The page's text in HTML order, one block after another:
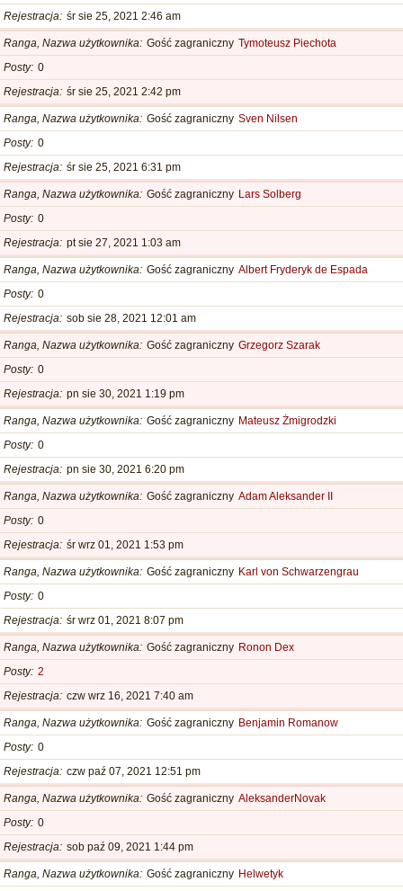
Rejestracja śr sie 25, 2021 2:46 am
Ranga, Nazwa użytkownika Gość zagraniczny Tymoteusz Piechota
Posty 0
Rejestracja śr sie 25, 2021 2:42 pm
Ranga, Nazwa użytkownika Gość zagraniczny Sven Nilsen
Posty 0
Rejestracja śr sie 25, 2021 6:31 pm
Ranga, Nazwa użytkownika Gość zagraniczny Lars Solberg
Posty 0
Rejestracja pt sie 27, 2021 1:03 am
Ranga, Nazwa użytkownika Gość zagraniczny Albert Fryderyk de Espada
Posty 0
Rejestracja sob sie 28, 2021 12:01 am
Ranga, Nazwa użytkownika Gość zagraniczny Grzegorz Szarak
Posty 0
Rejestracja pn sie 30, 2021 1:19 pm
Ranga, Nazwa użytkownika Gość zagraniczny Mateusz Żmigrodzki
Posty 0
Rejestracja pn sie 30, 2021 6:20 pm
Ranga, Nazwa użytkownika Gość zagraniczny Adam Aleksander II
Posty 0
Rejestracja śr wrz 01, 2021 1:53 pm
Ranga, Nazwa użytkownika Gość zagraniczny Karl von Schwarzengrau
Posty 0
Rejestracja śr wrz 01, 2021 8:07 pm
Ranga, Nazwa użytkownika Gość zagraniczny Ronon Dex
Posty 2
Rejestracja czw wrz 16, 2021 7:40 am
Ranga, Nazwa użytkownika Gość zagraniczny Benjamin Romanow
Posty 0
Rejestracja czw paź 07, 2021 12:51 pm
Ranga, Nazwa użytkownika Gość zagraniczny AleksanderNovak
Posty 0
Rejestracja sob paź 09, 2021 1:44 pm
Ranga, Nazwa użytkownika Gość zagraniczny Helwetyk